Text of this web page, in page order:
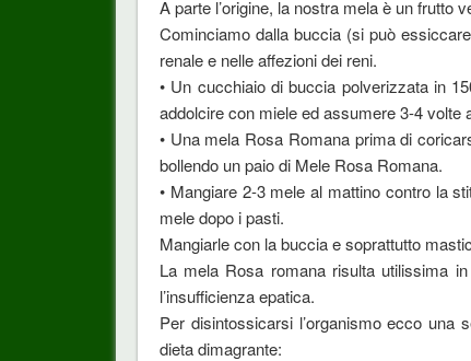
A parte l’origine, la nostra mela è un frutto
Cominciamo dalla buccia (si può
renale e nelle affezioni dei reni.
• Un cucchiaio di buccia polverizzata in
addolcire con miele ed assumere 3-4 volte
• Una mela Rosa Romana prima di
bollendo un paio di Mele Rosa Romana.
• Mangiare 2-3 mele al mattino contro la
mele dopo i pasti.
Mangiarle con la buccia e soprattutto
La mela Rosa romana risulta utilissima
l’insufficienza epatica.
Per disintossicarsi l’organismo ecco
dieta dimagrante: